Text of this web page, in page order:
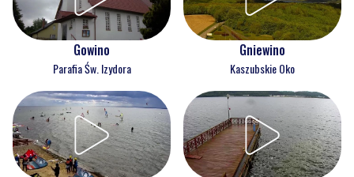
Gowino
Parafia Św. Izydora
Gniewino
Kaszubskie Oko